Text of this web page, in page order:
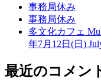
事務局休み
事務局休み
多文化カフェ
年7月12日(日)
最近のコメン